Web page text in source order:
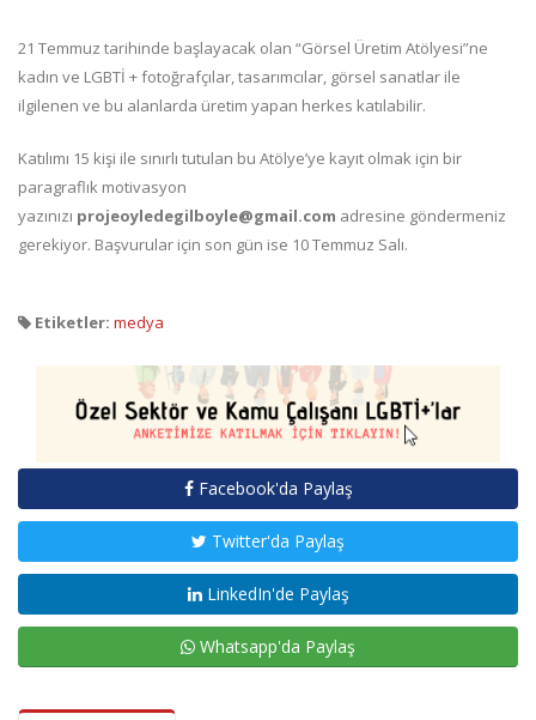
21 Temmuz tarihinde başlayacak olan “Görsel Üretim Atölyesi”ne
kadın ve LGBTİ + fotoğrafçılar, tasarımcılar, görsel sanatlar ile
ilgilenen ve bu alanlarda üretim yapan herkes katılabilir.
Katılımı 15 kişi ile sınırlı tutulan bu Atölye’ye kayıt olmak için bir
paragraflık motivasyon
yazınızı projeoyledegilboyle@gmail.com adresine göndermeniz
gerekiyor. Başvurular için son gün ise 10 Temmuz Salı.
Etiketler: medya
Facebook'da Paylaş
Twitter'da Paylaş
LinkedIn'de Paylaş
Whatsapp'da Paylaş